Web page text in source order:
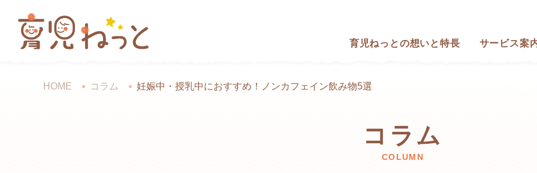
育児ねっとの想いと特長 サービス案
HOME コラム 妊娠中・授乳中におすすめ！ノンカフェイン飲み物5選
コラム
COLUMN